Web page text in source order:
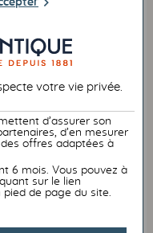
adopter
de paiement :
l’été pour
pendant vos
votre vie privée.
d’assurer son
d’en mesurer
offres adaptées à
6 mois. Vous pouvez à
sur le lien
de page du site.